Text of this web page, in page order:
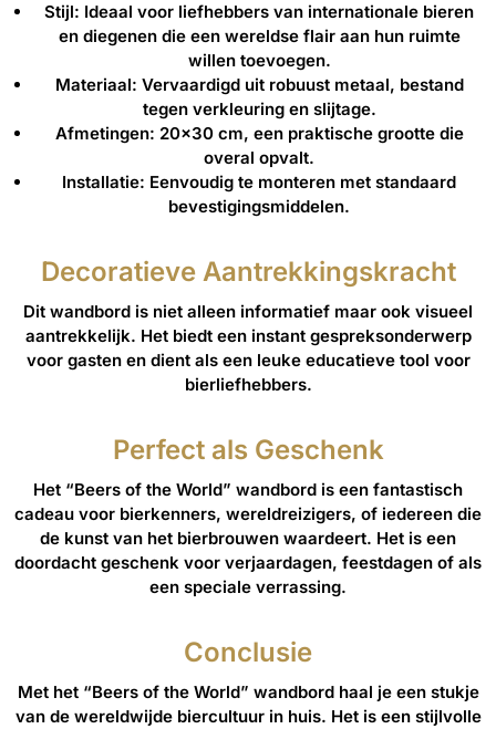
Stijl: Ideaal voor liefhebbers van internationale bieren
en diegenen die een wereldse flair aan hun ruimte
willen toevoegen.
Materiaal: Vervaardigd uit robuust metaal, bestand
tegen verkleuring en slijtage.
Afmetingen: 20×30 cm, een praktische grootte die
overal opvalt.
Installatie: Eenvoudig te monteren met standaard
bevestigingsmiddelen.
Decoratieve Aantrekkingskracht
Dit wandbord is niet alleen informatief maar ook visueel
aantrekkelijk. Het biedt een instant gespreksonderwerp
voor gasten en dient als een leuke educatieve tool voor
bierliefhebbers.
Perfect als Geschenk
Het “Beers of the World” wandbord is een fantastisch
cadeau voor bierkenners, wereldreizigers, of iedereen die
de kunst van het bierbrouwen waardeert. Het is een
doordacht geschenk voor verjaardagen, feestdagen of als
een speciale verrassing.
Conclusie
Met het “Beers of the World” wandbord haal je een stukje
van de wereldwijde biercultuur in huis. Het is een stijlvolle